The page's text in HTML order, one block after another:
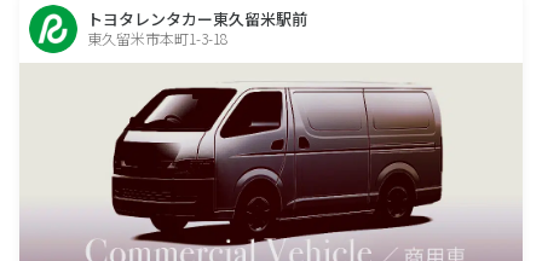
トヨタレンタカー東久留米駅前
東久留米市本町1-3-18